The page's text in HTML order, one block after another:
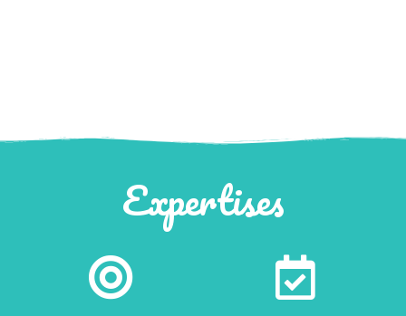
Expertises